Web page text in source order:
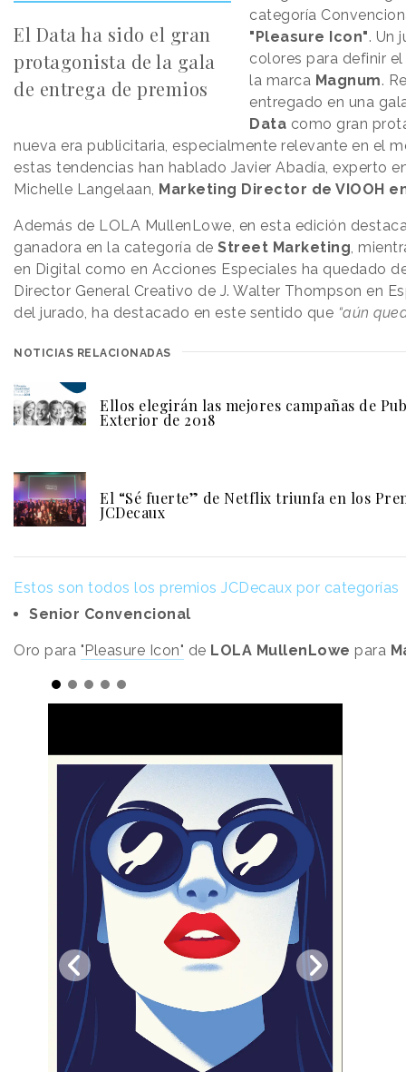
El Data ha sido el gran
protagonista de la gala
de entrega de premios
categoría
"Pleasure Icon". Un
colores para definir
la marca Magnum.
entregado en una
Data como gran
nueva era publicitaria, especialmente relevante en el
estas tendencias han hablado Javier Abadía, experto
Michelle Langelaan, Marketing Director de VIOOH
Además de LOLA MullenLowe, en esta edición
ganadora en la categoría de Street Marketing,
en Digital como en Acciones Especiales ha quedado
Director General Creativo de J. Walter Thompson en
del jurado, ha destacado en este sentido que “aún
NOTICIAS RELACIONADAS
Ellos elegirán las mejores campañas de
Exterior de 2018
El “Sé fuerte” de Netflix triunfa en los
JCDecaux
Estos son todos los premios JCDecaux por categorías
Senior Convencional
Oro para "Pleasure Icon" de LOLA MullenLowe para